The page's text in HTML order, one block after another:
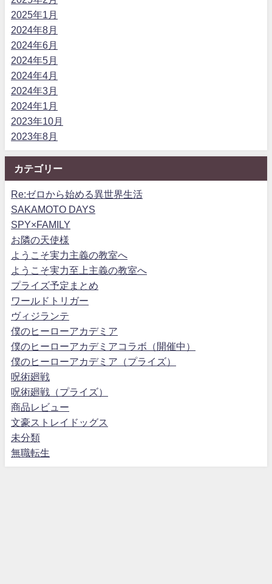
2025年1月
2024年8月
2024年6月
2024年5月
2024年4月
2024年3月
2024年1月
2023年10月
2023年8月
カテゴリー
Re:ゼロから始める異世界生活
SAKAMOTO DAYS
SPY×FAMILY
お隣の天使様
ようこそ実力主義の教室へ
ようこそ実力至上主義の教室へ
プライズ予定まとめ
ワールドトリガー
ヴィジランテ
僕のヒーローアカデミア
僕のヒーローアカデミアコラボ（開催中）
僕のヒーローアカデミア（プライズ）
呪術廻戦
呪術廻戦（プライズ）
商品レビュー
文豪ストレイドッグス
未分類
無職転生